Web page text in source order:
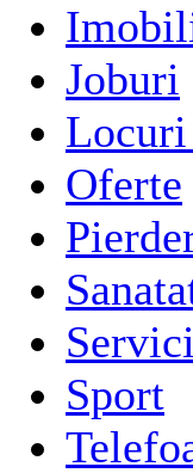
Joburi
Locuri
Oferte
Sport